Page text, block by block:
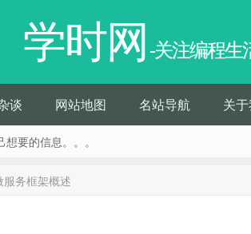
学时网 -关注编程生
谈 网站地图 名站导航 关
要的信息。。。
服务框架概述